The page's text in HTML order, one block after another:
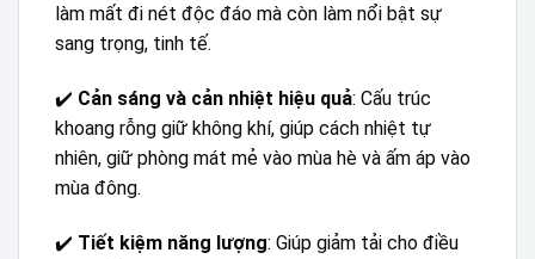
làm mất đi nét độc đáo mà còn làm nổi bật sự
sang trọng, tinh tế.
✔️ Cản sáng và cản nhiệt hiệu quả: Cấu trúc
khoang rỗng giữ không khí, giúp cách nhiệt tự
nhiên, giữ phòng mát mẻ vào mùa hè và ấm áp vào
mùa đông.
✔️ Tiết kiệm năng lượng: Giúp giảm tải cho điều